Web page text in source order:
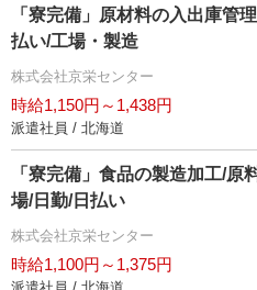
「寮完備」原材料の入出庫管
払い/工場・製造
株式会社京栄センター
時給1,150円～1,438円
派遣社員 / 北海道
「寮完備」食品の製造加工/原
場/日勤/日払い
株式会社京栄センター
時給1,100円～1,375円